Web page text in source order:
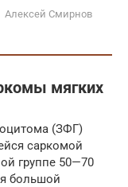
Алексей Смирнов
мягких
(ЗФГ)
саркомой
группе 50—70
большой